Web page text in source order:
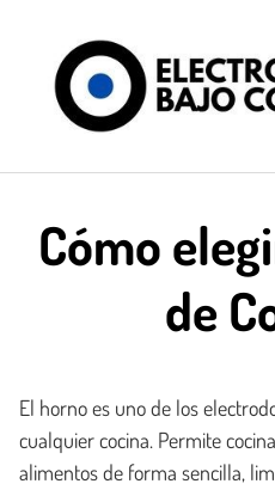
contenido
Cómo
de
El horno es uno de los
cualquier cocina. Permite
alimentos de forma sencilla,